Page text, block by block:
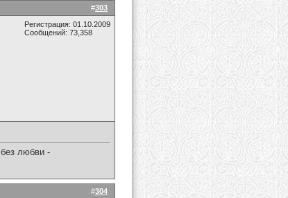
#303
Регистрация: 01.10.2009
Сообщений: 73,358
любви -
#304